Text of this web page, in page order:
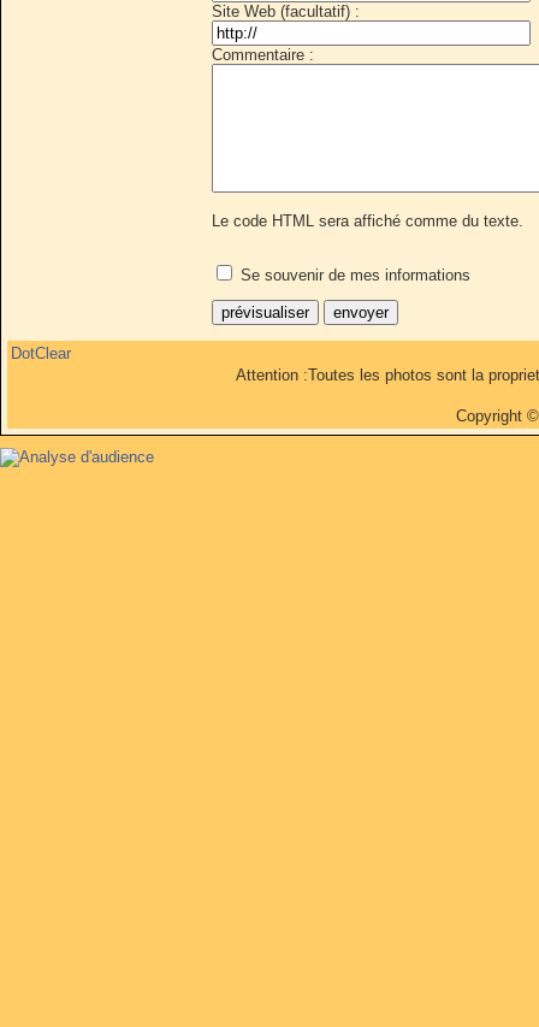
Site Web (facultatif) :
Commentaire :
Le code HTML sera affiché comme du texte.
Se souvenir de mes informations
DotClear
Attention :Toutes les photos sont la
Copyright